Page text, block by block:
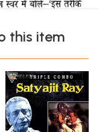
this item